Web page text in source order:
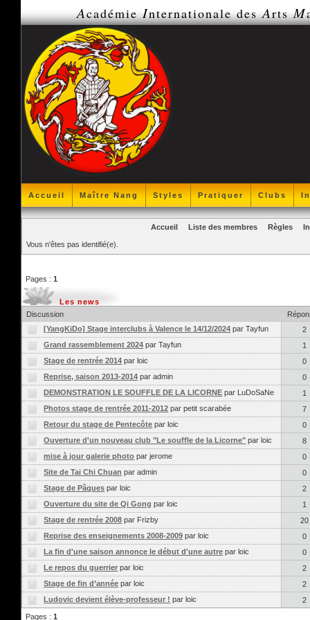
AcadémieInternationale desArtsM
Accueil Maître Nang Styles Pratiquer Clubs
Accueil Liste des membres Règles
Vous n'êtes pas identifié(e).
Pages : 1
Les news
Discussion
[YangKiDo] Stage interclubs à Valence le 14/12/2024 par Tayfun
2
Grand rassemblement 2024 par Tayfun
1
Stage de rentrée 2014 par loic
0
Reprise, saison 2013-2014 par admin
0
DEMONSTRATION LE SOUFFLE DE LA LICORNE par LuDoSaNe
1
Photos stage de rentrée 2011-2012 par petit scarabée
7
Retour du stage de Pentecôte par loic
0
Ouverture d'un nouveau club "Le souffle de la Licorne" par loic
8
mise à jour galerie photo par jerome
0
Site de Tai Chi Chuan par admin
0
Stage de Pâques par loic
2
Ouverture du site de Qi Gong par loic
1
Stage de rentrée 2008 par Frizby
20
Reprise des enseignements 2008-2009 par loic
0
La fin d'une saison annonce le début d'une autre par loic
0
Le repos du guerrier par loic
2
Stage de fin d’année par loic
2
Ludovic devient élève-professeur ! par loic
2
Pages : 1